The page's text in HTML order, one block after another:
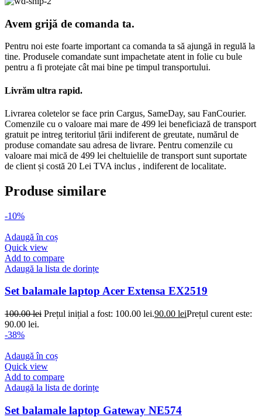
Avem grijă de comanda ta.
Pentru noi este foarte important ca comanda ta să ajungă in regulă la
tine. Produsele comandate sunt impachetate atent in folie cu bule
pentru a fi protejate cât mai bine pe timpul transportului.
Livrăm ultra rapid.
Livrarea coletelor se face prin Cargus, SameDay, sau FanCourier.
Comenzile cu o valoare mai mare de 499 lei beneficiază de transport
gratuit pe intreg teritoriul țării indiferent de greutate, numărul de
produse comandate sau adresa de livrare. Pentru comenzile cu
valoare mai mică de 499 lei cheltuielile de transport sunt suportate
de client și costă 20 Lei TVA inclus , indiferent de localitate.
Produse similare
-10%
Adaugă în coș
Quick view
Add to compare
Adaugă la lista de dorințe
Set balamale laptop Acer Extensa EX2519
100.00lei Prețul inițial a fost: 100.00 lei.90.00 leiPrețul curent este:
90.00 lei.
-38%
Adaugă în coș
Quick view
Add to compare
Adaugă la lista de dorințe
Set balamale laptop Gateway NE574